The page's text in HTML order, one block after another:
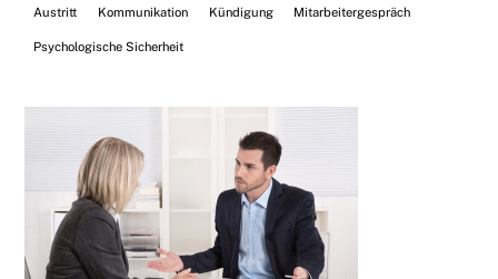
Austritt
Kommunikation Kündigung Mitarbeitergespräch
Psychologische Sicherheit